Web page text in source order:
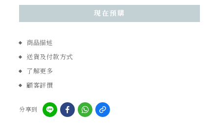
現在預購
商品描述
送貨及付款方式
了解更多
顧客評價
分享到